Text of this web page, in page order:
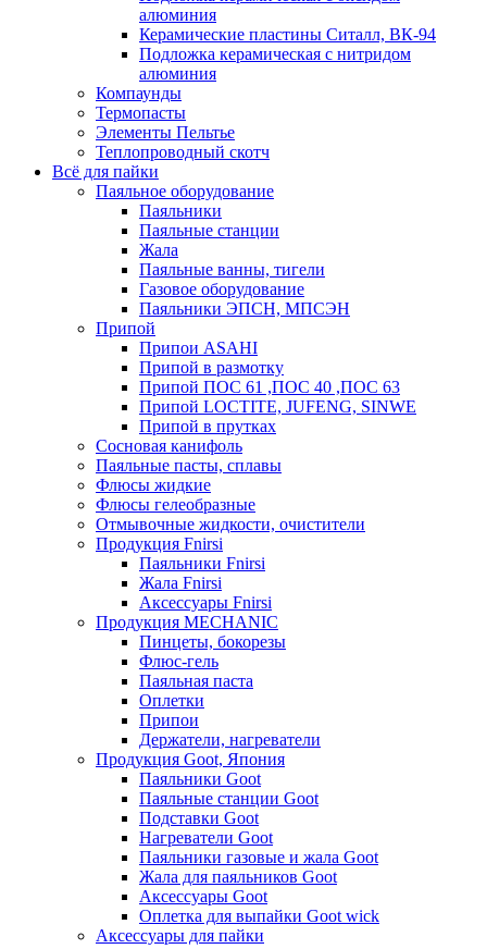
алюминия
Керамические пластины Ситалл, ВК-94
Подложка керамическая с нитридом
алюминия
Компаунды
Термопасты
Элементы Пельтье
Теплопроводный скотч
Всё для пайки
Паяльное оборудование
Паяльники
Паяльные станции
Жала
Паяльные ванны, тигели
Газовое оборудование
Паяльники ЭПСН, МПСЭН
Припой
Припои ASAHI
Припой в размотку
Припой ПОС 61 ,ПОС 40 ,ПОС 63
Припой LOCTITE, JUFENG, SINWE
Припой в прутках
Сосновая канифоль
Паяльные пасты, сплавы
Флюсы жидкие
Флюсы гелеобразные
Отмывочные жидкости, очистители
Продукция Fnirsi
Паяльники Fnirsi
Жала Fnirsi
Аксессуары Fnirsi
Продукция MECHANIC
Пинцеты, бокорезы
Флюс-гель
Паяльная паста
Оплетки
Припои
Держатели, нагреватели
Продукция Goot, Япония
Паяльники Goot
Паяльные станции Goot
Подставки Goot
Нагреватели Goot
Паяльники газовые и жала Goot
Жала для паяльников Goot
Аксессуары Goot
Оплетка для выпайки Goot wick
Аксессуары для пайки